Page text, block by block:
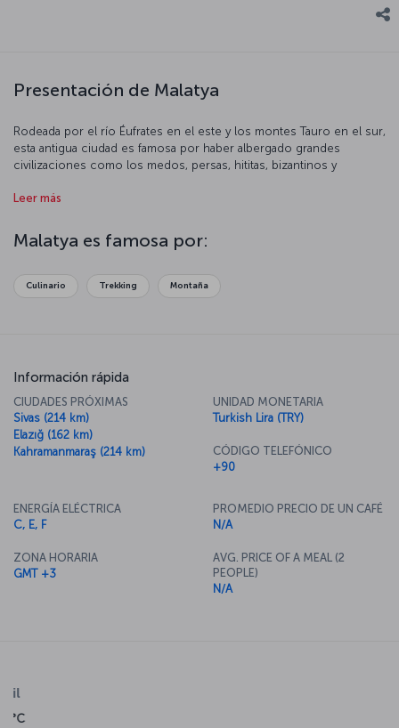
Presentación de Malatya
Rodeada por el río Éufrates en el este y los montes Tauro en el sur,
esta antigua ciudad es famosa por haber albergado grandes
civilizaciones como los medos, persas, hititas, bizantinos y
y su famosa gastronomía.
Leer más
Malatya es famosa por:
Culinario Trekking Montaña
Información rápida
CIUDADES PRÓXIMAS
Sivas (214 km)
Elazığ (162 km)
Kahramanmaraş (214 km)
UNIDAD MONETARIA
Turkish Lira (TRY)
CÓDIGO TELEFÓNICO
+90
ENERGÍA ELÉCTRICA
C, E, F
ZONA HORARIA
GMT +3
PROMEDIO PRECIO DE UN CAFÉ
N/A
AVG. PRICE OF A MEAL (2
PEOPLE)
N/A